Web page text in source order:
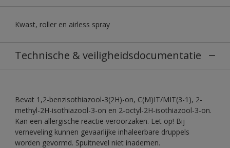
Kwast, roller en airless spray
Technische & veiligheidsdocumentatie
Bevat 1,2-benzisothiazool-3(2H)-on, C(M)IT/MIT(3-1), 2-
methyl-2H-isothiazool-3-on en 2-octyl-2H-isothiazool-3-on.
Kan een allergische reactie veroorzaken. Let op! Bij
verneveling kunnen gevaarlijke inhaleerbare druppels
worden gevormd. Spuitnevel niet inademen.